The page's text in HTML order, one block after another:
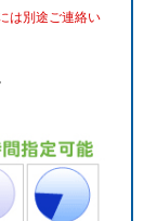
は別途ご連絡い